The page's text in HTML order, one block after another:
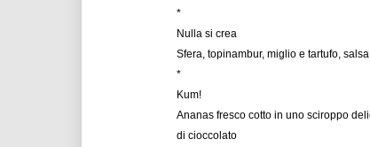
*
Nulla si crea
Sfera, topinambur, miglio e tartufo,
*
Kum!
Ananas fresco cotto in uno sciroppo
di cioccolato